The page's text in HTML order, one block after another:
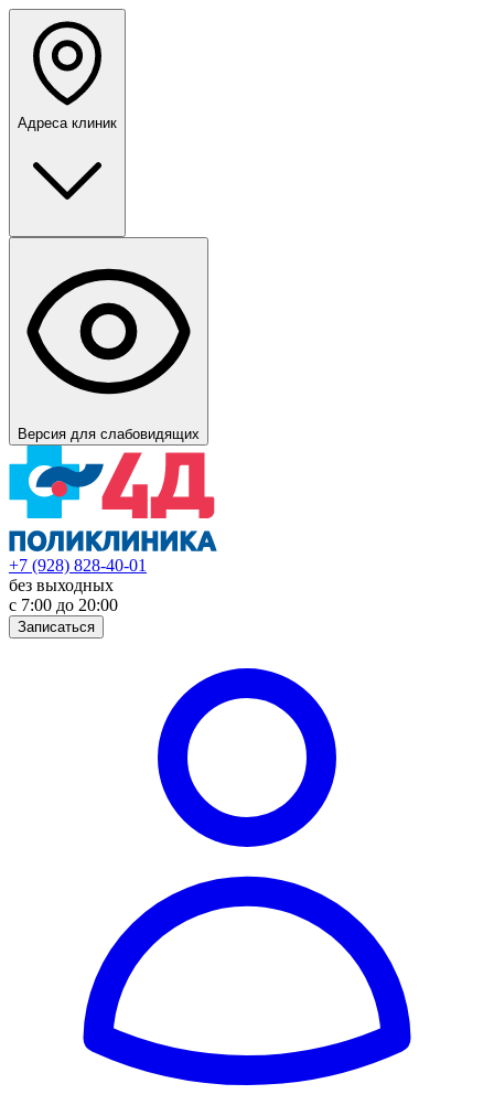
Адреса клиник
Версия для слабовидящих
+7 (928) 828-40-01
без выходных
с 7:00 до 20:00
Записаться